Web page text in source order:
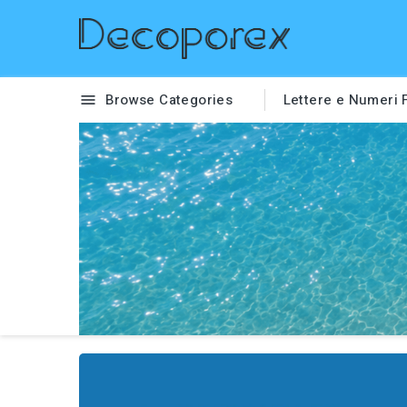
 Browse Categories Lettere e Numeri